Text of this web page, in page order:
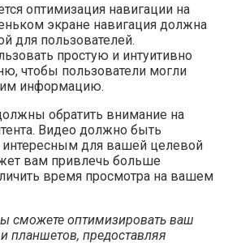
оптимизация навигации на
экране навигация должна
для пользователей.
простую и интуитивно
чтобы пользователи могли
информацию.
обратить внимание на
Видео должно быть
интересным для вашей целевой
вам привлечь больше
время просмотра на вашем
сможете оптимизировать ваш
планшетов, предоставляя